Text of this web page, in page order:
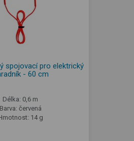
spojovací pro elektrický
- 60 cm
Délka: 0,6 m
Barva: červená
14 g